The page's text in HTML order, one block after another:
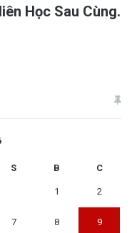
Học Sau Cùng.
S B C
1 2
7 8 9